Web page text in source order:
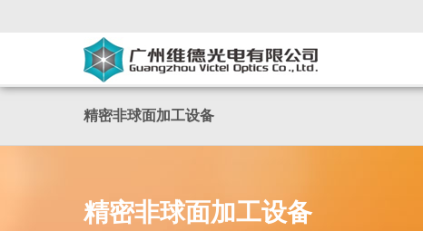
精密非球面加工设备
精密非球面加工设备